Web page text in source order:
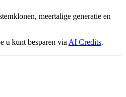
meertalige generatie en
u kunt besparen via AI Credits.